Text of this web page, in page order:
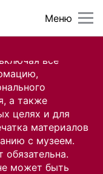
все
а также
целях и для
материалов
с музеем.
может быть
Меню